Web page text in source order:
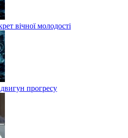
вічної молодості
прогресу